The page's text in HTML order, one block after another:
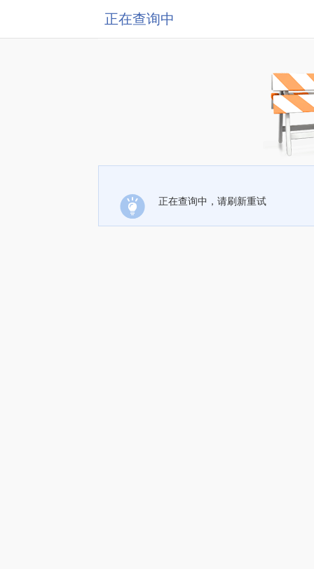
正在查询中
正在查询中，请刷新重试